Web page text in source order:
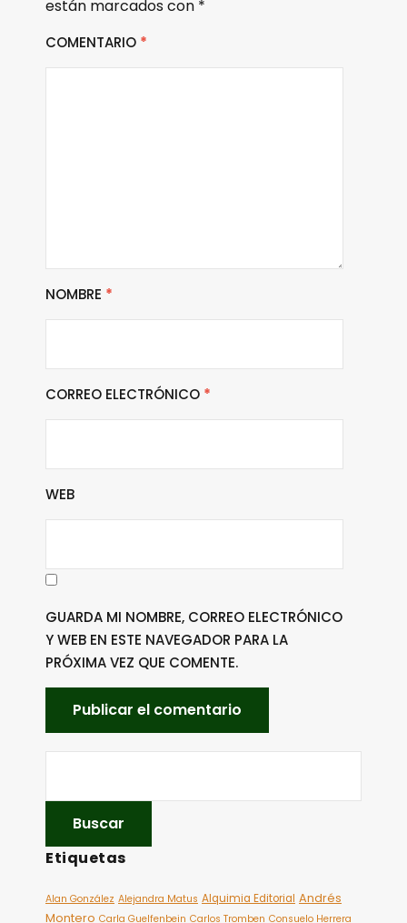
están marcados con *
COMENTARIO *
NOMBRE *
CORREO ELECTRÓNICO *
WEB
GUARDA MI NOMBRE, CORREO ELECTRÓNICO
Y WEB EN ESTE NAVEGADOR PARA LA
PRÓXIMA VEZ QUE COMENTE.
Etiquetas
Alan González Alejandra Matus Alquimia Editorial Andrés
Montero Carla Guelfenbein Carlos Tromben Consuelo Herrera